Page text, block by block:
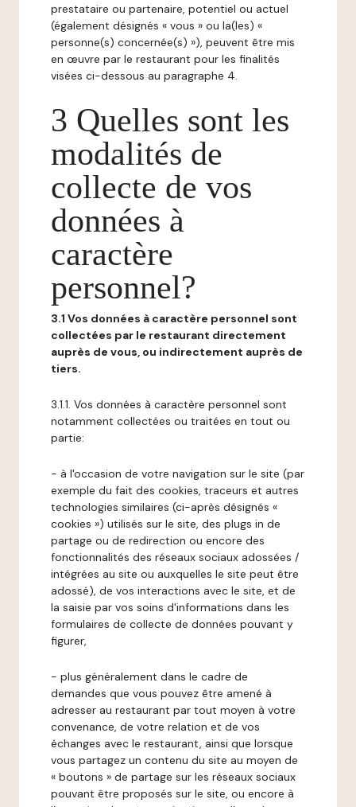
prestataire ou partenaire, potentiel ou actuel
(également désignés « vous » ou la(les) «
personne(s) concernée(s) »), peuvent être mis
en œuvre par le restaurant pour les finalités
visées ci-dessous au paragraphe 4.
3 Quelles sont les
modalités de
collecte de vos
données à
caractère
personnel?
3.1 Vos données à caractère personnel sont
collectées par le restaurant directement
auprès de vous, ou indirectement auprès de
tiers.
3.1.1. Vos données à caractère personnel sont
notamment collectées ou traitées en tout ou
partie:
- à l'occasion de votre navigation sur le site (par
exemple du fait des cookies, traceurs et autres
technologies similaires (ci-après désignés «
cookies ») utilisés sur le site, des plugs in de
partage ou de redirection ou encore des
fonctionnalités des réseaux sociaux adossées /
intégrées au site ou auxquelles le site peut être
adossé), de vos interactions avec le site, et de
la saisie par vos soins d'informations dans les
formulaires de collecte de données pouvant y
figurer,
- plus généralement dans le cadre de
demandes que vous pouvez être amené à
adresser au restaurant par tout moyen à votre
convenance, de votre relation et de vos
échanges avec le restaurant, ainsi que lorsque
vous partagez un contenu du site au moyen de
« boutons » de partage sur les réseaux sociaux
pouvant être proposés sur le site, ou encore à